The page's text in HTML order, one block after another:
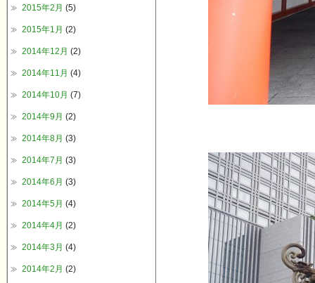
2015年2月 (5)
2015年1月 (2)
2014年12月 (2)
2014年11月 (4)
2014年10月 (7)
2014年9月 (2)
2014年8月 (3)
2014年7月 (3)
2014年6月 (3)
2014年5月 (4)
2014年4月 (2)
2014年3月 (4)
2014年2月 (2)